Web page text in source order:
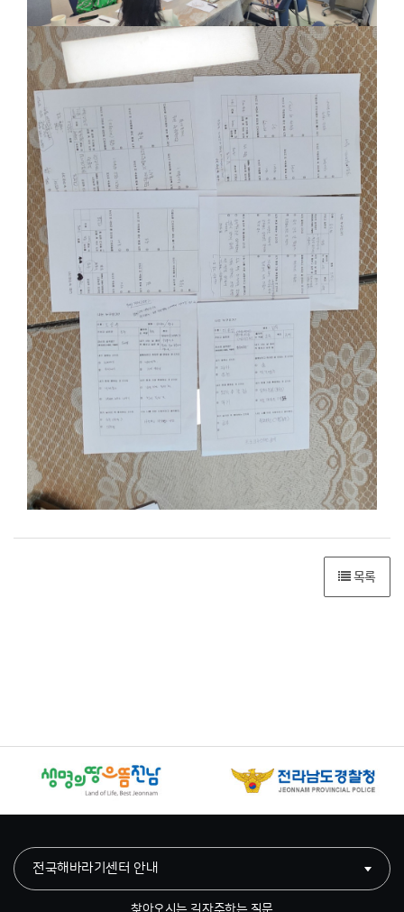
목록
전국해바라기센터 안내